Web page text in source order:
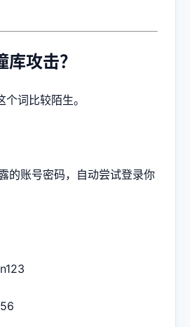
攻击？
个词比较陌生。
的账号密码，自动尝试登录你